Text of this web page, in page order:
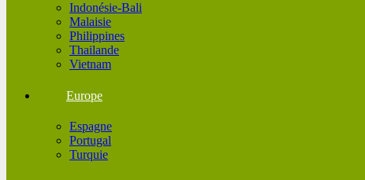
Indonésie-Bali
Malaisie
Philippines
Thailande
Vietnam
Europe
Espagne
Portugal
Turquie